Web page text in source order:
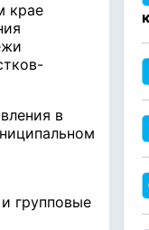
крае
в
групповые